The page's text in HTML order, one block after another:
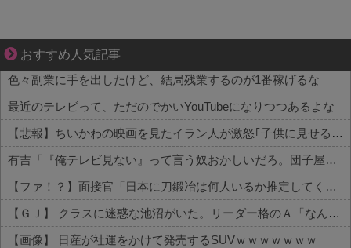
おすすめ人気記事
不器用な二人が辿り着いた、切なく温かい恋物語
色々副業に手を出したけど、結局残業するのが1番稼げるな
最近のテレビって、ただのでかいYouTubeになりつつあるよな
【悲報】ちいかわの映画を見たイラン人が激怒｢子供に見せる内容じゃない｡悪影響は計り知れない｣←これw w w w w w w w w
有吉「『俺テレビ見ない』って言う奴おかしいだろ。団子屋で『団子食べない』って言うか？」
【ファ！？】面接官「日本に刀鍛冶は何人いるか推定してください」 俺「188人です」 面接官「どういう風に考えましたか？」 俺「知ってました」→この後『こう』なったんだがマジで納得いかない！！！！！
【ＧＪ】 クラスに迷惑な池沼がいた。リーダー格のＡ「なんで支援学級に入れないんですか？」先生「背の高い低いと同じで、これも個性なの！差別は...
【画像】 日産が社運をかけて発売するSUVｗｗｗｗｗｗｗ